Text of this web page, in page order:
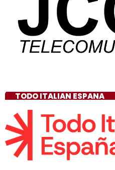
TODO ITALIAN ESPANA